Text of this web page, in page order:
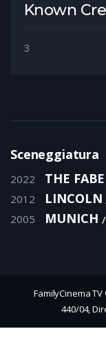
Known
3
Sceneggiatura
2022 THE
2012 LINCOLN
2005 MUNICH
FamilyCinema
440/04,